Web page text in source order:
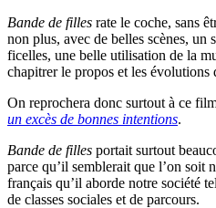
Bande de filles rate le coche, sans
non plus, avec de belles scènes, un
ficelles, une belle utilisation de la
chapitrer le propos et les évolutions
On reprochera donc surtout à ce
un excès de bonnes intentions.
Bande de filles portait surtout
parce qu’il semblerait que l’on soit
français qu’il aborde notre société
de classes sociales et de parcours.